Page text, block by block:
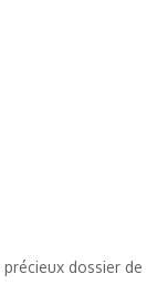
dossier de